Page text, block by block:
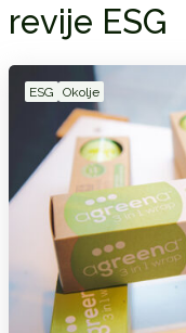
revije ESG
ESG Okolje